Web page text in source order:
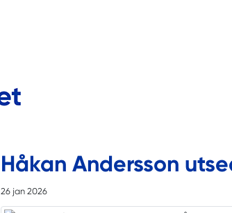
Håkan Andersson
26 jan 2026